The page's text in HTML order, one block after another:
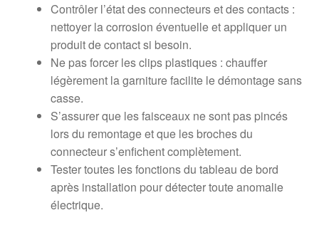
Contrôler l’état des connecteurs et des contacts :
nettoyer la corrosion éventuelle et appliquer un
produit de contact si besoin.
Ne pas forcer les clips plastiques : chauffer
légèrement la garniture facilite le démontage sans
casse.
S’assurer que les faisceaux ne sont pas pincés
lors du remontage et que les broches du
connecteur s’enfichent complètement.
Tester toutes les fonctions du tableau de bord
après installation pour détecter toute anomalie
électrique.